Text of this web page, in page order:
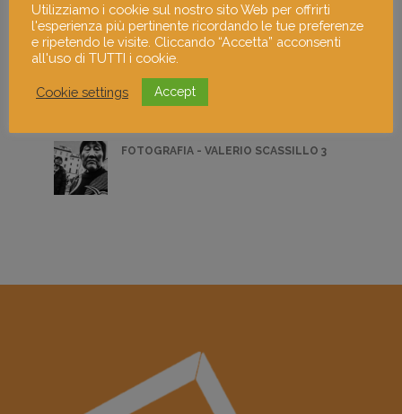
CATANIA
FOTOGRAFIA LAURA CEMIN 3
FOTOGRAFIA - VALERIO SCASSILLO 3
Utilizziamo i cookie sul nostro sito Web per offrirti
l'esperienza più pertinente ricordando le tue preferenze
e ripetendo le visite. Cliccando “Accetta” acconsenti
all'uso di TUTTI i cookie.
Cookie settings Accept